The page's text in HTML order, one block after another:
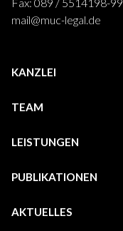
mail@muc-legal.de
KANZLEI
TEAM
LEISTUNGEN
PUBLIKATIONEN
AKTUELLES